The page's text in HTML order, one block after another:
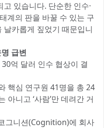
있습니다. 단순한 인수·
계의 판을 바꿀 수 있는 구
카롭게 짚었기 때문입니
급변
억 달러 인수 협상이 결
핵심 연구원 41명을 총 24
아니고 ‘사람’만 데려간 거
그니션(Cognition)에 회사